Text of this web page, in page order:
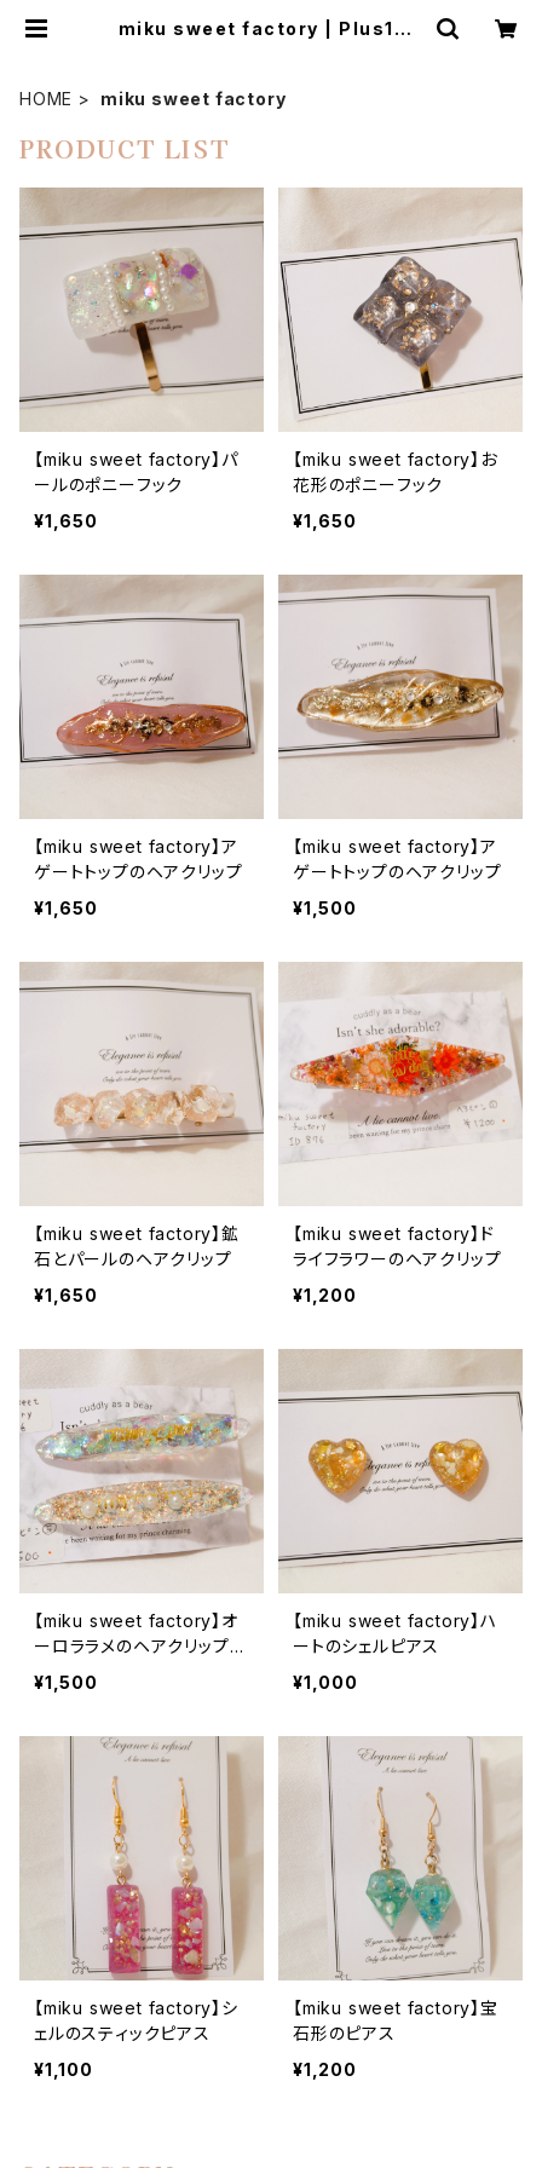
miku sweet factory | Plus1Ma
HOME miku sweet factory
PRODUCT LIST
【miku sweet factory】パ
ールのポニーフック
¥1,650
【miku sweet factory】お
花形のポニーフック
¥1,650
【miku sweet factory】ア
ゲートトップのヘアクリップ
¥1,650
【miku sweet factory】ア
ゲートトップのヘアクリップ
¥1,500
【miku sweet factory】鉱
石とパールのヘアクリップ
¥1,650
【miku sweet factory】ド
ライフラワーのヘアクリップ
¥1,200
【miku sweet factory】オ
ーロララメのヘアクリップ2
本セット
¥1,500
【miku sweet factory】ハ
ートのシェルピアス
¥1,000
【miku sweet factory】シ
ェルのスティックピアス
¥1,100
【miku sweet factory】宝
石形のピアス
¥1,200